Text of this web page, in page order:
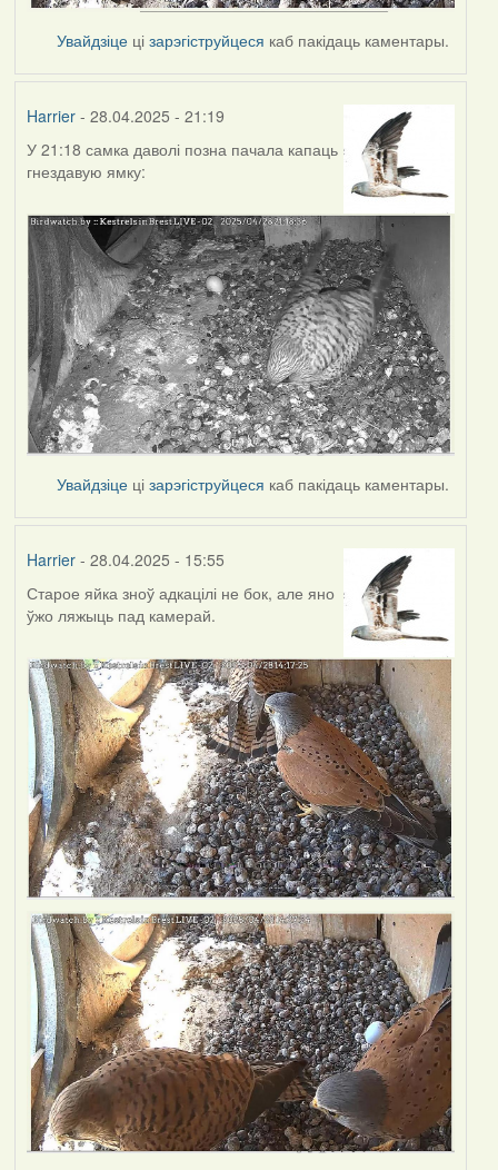
Увайдзіце цізарэгіструйцеся каб пакідаць каментары.
Harrier- 28.04.2025 - 21:19
У 21:18 самка даволі позна пачала капаць
гнездавую ямку:
Увайдзіце цізарэгіструйцеся каб пакідаць каментары.
Harrier- 28.04.2025 - 15:55
Старое яйка зноў адкацілі не бок, але яно
ўжо ляжыць пад камерай.